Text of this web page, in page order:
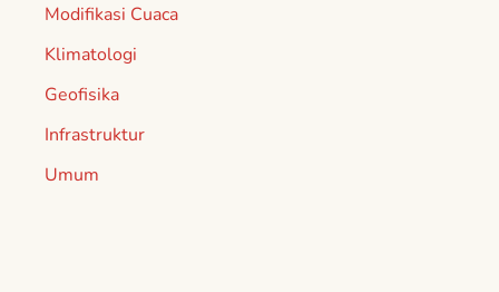
Modifikasi Cuaca
Klimatologi
Geofisika
Infrastruktur
Umum